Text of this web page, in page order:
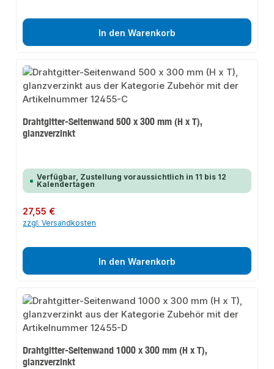
In den Warenkorb
Drahtgitter-Seitenwand 500 x 300 mm (H x T),
glanzverzinkt
Verfügbar, Zustellung voraussichtlich in 11 bis 12
Kalendertagen
Regulärer Preis:
27,55 €
zzgl. Versandkosten
In den Warenkorb
Drahtgitter-Seitenwand 1000 x 300 mm (H x T),
glanzverzinkt